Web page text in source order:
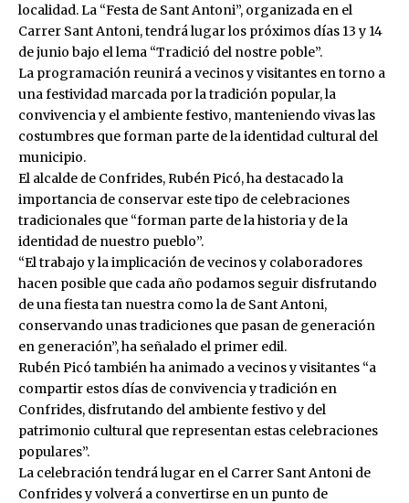
localidad. La “Festa de Sant Antoni”, organizada en el
Carrer Sant Antoni, tendrá lugar los próximos días 13 y 14
de junio bajo el lema “Tradició del nostre poble”.
La programación reunirá a vecinos y visitantes en torno a
una festividad marcada por la tradición popular, la
convivencia y el ambiente festivo, manteniendo vivas las
costumbres que forman parte de la identidad cultural del
municipio.
El alcalde de Confrides, Rubén Picó, ha destacado la
importancia de conservar este tipo de celebraciones
tradicionales que “forman parte de la historia y de la
identidad de nuestro pueblo”.
“El trabajo y la implicación de vecinos y colaboradores
hacen posible que cada año podamos seguir disfrutando
de una fiesta tan nuestra como la de Sant Antoni,
conservando unas tradiciones que pasan de generación
en generación”, ha señalado el primer edil.
Rubén Picó también ha animado a vecinos y visitantes “a
compartir estos días de convivencia y tradición en
Confrides, disfrutando del ambiente festivo y del
patrimonio cultural que representan estas celebraciones
populares”.
La celebración tendrá lugar en el Carrer Sant Antoni de
Confrides y volverá a convertirse en un punto de